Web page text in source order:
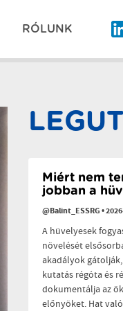
RÓLUNK
Miért nem
jobban a
@Balint_ESSRG•
A hüvelyesek
növelését
akadályok
kutatás régóta és
dokumentálja az
előnyöket. Hat